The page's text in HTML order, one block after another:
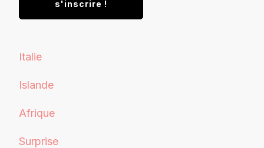
Italie
Islande
Afrique
Surprise